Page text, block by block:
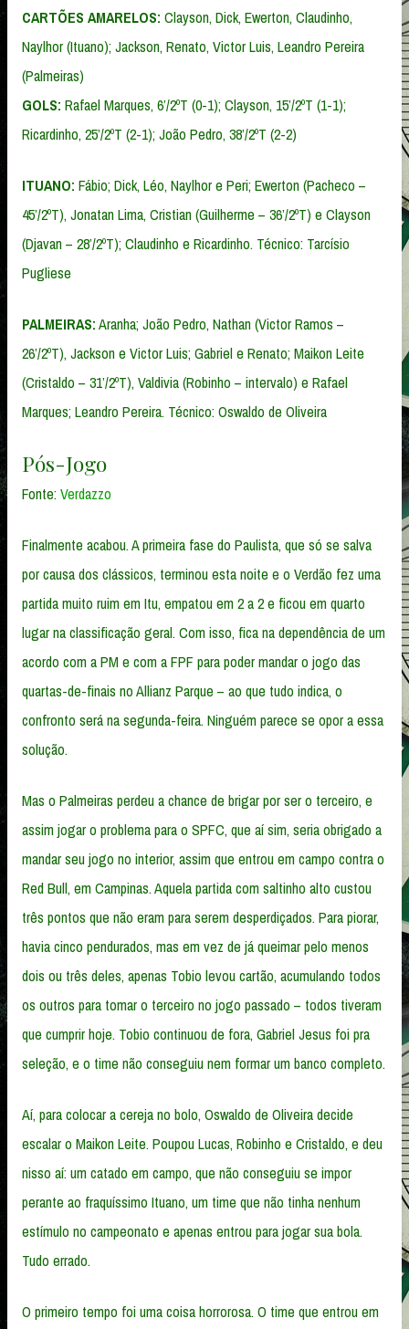
CARTÕES AMARELOS: Clayson, Dick, Ewerton, Claudinho,
Naylhor (Ituano); Jackson, Renato, Victor Luis, Leandro Pereira
(Palmeiras)
GOLS: Rafael Marques, 6’/2ºT (0-1); Clayson, 15’/2ºT (1-1);
Ricardinho, 25’/2ºT (2-1); João Pedro, 38’/2ºT (2-2)
ITUANO: Fábio; Dick, Léo, Naylhor e Peri; Ewerton (Pacheco –
45’/2ºT), Jonatan Lima, Cristian (Guilherme – 36’/2ºT) e Clayson
(Djavan – 28’/2ºT); Claudinho e Ricardinho. Técnico: Tarcísio
Pugliese
PALMEIRAS:Aranha; João Pedro, Nathan (Victor Ramos –
26’/2ºT), Jackson e Victor Luis; Gabriel e Renato; Maikon Leite
(Cristaldo – 31’/2ºT), Valdivia (Robinho – intervalo) e Rafael
Marques; Leandro Pereira. Técnico: Oswaldo de Oliveira
Pós-Jogo
Fonte:Verdazzo
Finalmente acabou. A primeira fase do Paulista, que só se salva
por causa dos clássicos, terminou esta noite e o Verdão fez uma
partida muito ruim em Itu, empatou em 2 a 2 e ficou em quarto
lugar na classificação geral. Com isso, fica na dependência de um
acordo com a PM e com a FPF para poder mandar o jogo das
quartas-de-finais no Allianz Parque – ao que tudo indica, o
confronto será na segunda-feira. Ninguém parece se opor a essa
solução.
Mas o Palmeiras perdeu a chance de brigar por ser o terceiro, e
assim jogar o problema para o SPFC, que aí sim, seria obrigado a
mandar seu jogo no interior, assim que entrou em campo contra o
Red Bull, em Campinas. Aquela partida com saltinho alto custou
três pontos que não eram para serem desperdiçados. Para piorar,
havia cinco pendurados, mas em vez de já queimar pelo menos
dois ou três deles, apenas Tobio levou cartão, acumulando todos
os outros para tomar o terceiro no jogo passado – todos tiveram
que cumprir hoje. Tobio continuou de fora, Gabriel Jesus foi pra
seleção, e o time não conseguiu nem formar um banco completo.
Aí, para colocar a cereja no bolo, Oswaldo de Oliveira decide
escalar o Maikon Leite. Poupou Lucas, Robinho e Cristaldo, e deu
nisso aí: um catado em campo, que não conseguiu se impor
perante ao fraquíssimo Ituano, um time que não tinha nenhum
estímulo no campeonato e apenas entrou para jogar sua bola.
Tudo errado.
O primeiro tempo foi uma coisa horrorosa. O time que entrou em